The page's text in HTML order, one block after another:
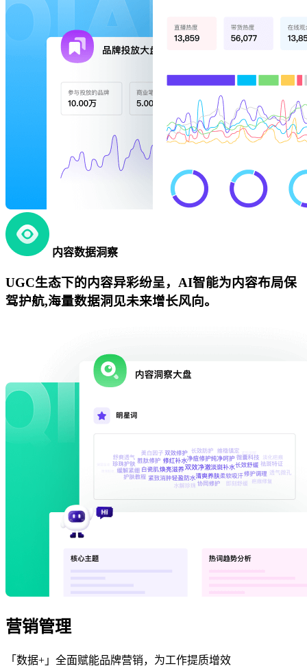
内容数据洞察
UGC生态下的内容异彩纷呈，AI智能为内容布局保
驾护航,海量数据洞见未来增长风向。
营销管理
「数据+」全面赋能品牌营销，为工作提质增效